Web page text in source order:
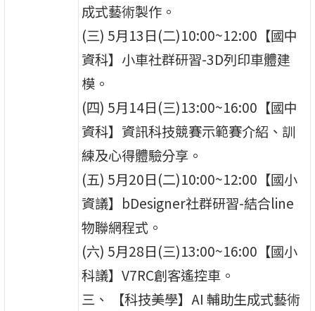
成式藝術製作。
(三) 5月13日(二)10:00~12:00【國中
資科】小車社群研習-3D列印車體建
模。
(四) 5月14日(三)13:00~16:00【國中
資科】資訊科技競賽示範賽介紹、訓
練及心得體驗分享。
(五) 5月20日(二)10:00~12:00【國小
資議】bDesigner社群研習-結合line
物聯網程式。
(六) 5月28日(三)13:00~16:00【國小
科議】V7RC創客遙控車。
三、 【科技美學】AI 輔助生成式藝術